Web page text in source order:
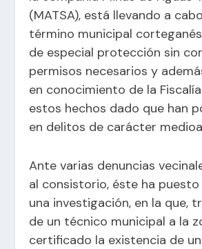
(MATSA), está llevando a
término municipal
de especial protección sin
permisos necesarios y
en conocimiento de la
estos hechos dado que han
en delitos de carácter
Ante varias denuncias
al consistorio, éste ha puesto
una investigación, en la que,
de un técnico municipal a la
certificado la existencia de